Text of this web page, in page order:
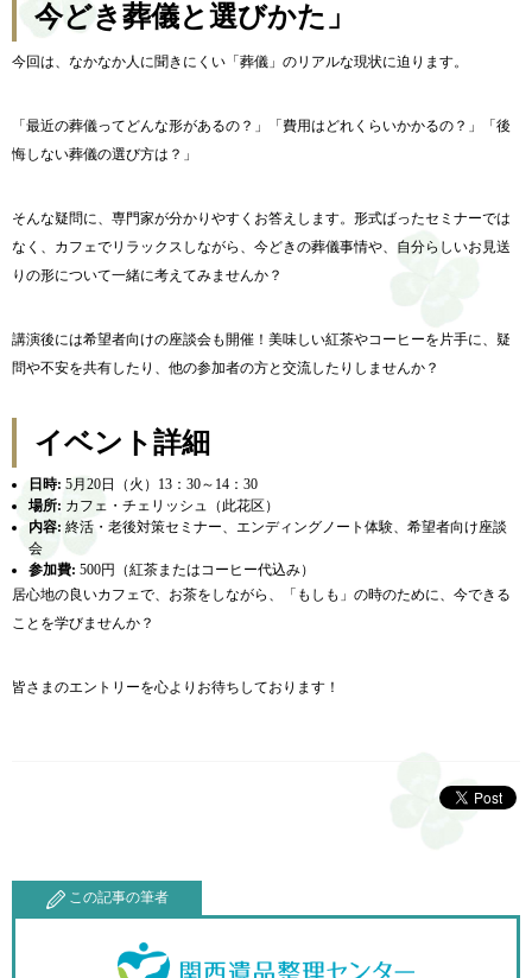
今どき葬儀と選びかた」
今回は、なかなか人に聞きにくい「葬儀」のリアルな現状に迫ります。
「最近の葬儀ってどんな形があるの？」「費用はどれくらいかかるの？」「後
悔しない葬儀の選び方は？」
そんな疑問に、専門家が分かりやすくお答えします。形式ばったセミナーでは
なく、カフェでリラックスしながら、今どきの葬儀事情や、自分らしいお見送
りの形について一緒に考えてみませんか？
講演後には希望者向けの座談会も開催！美味しい紅茶やコーヒーを片手に、疑
問や不安を共有したり、他の参加者の方と交流したりしませんか？
イベント詳細
日時: 5月20日（火）13：30～14：30
場所: カフェ・チェリッシュ（此花区）
内容: 終活・老後対策セミナー、エンディングノート体験、希望者向け座談
会
参加費: 500円（紅茶またはコーヒー代込み）
居心地の良いカフェで、お茶をしながら、「もしも」の時のために、今できる
ことを学びませんか？
皆さまのエントリーを心よりお待ちしております！
この記事の筆者